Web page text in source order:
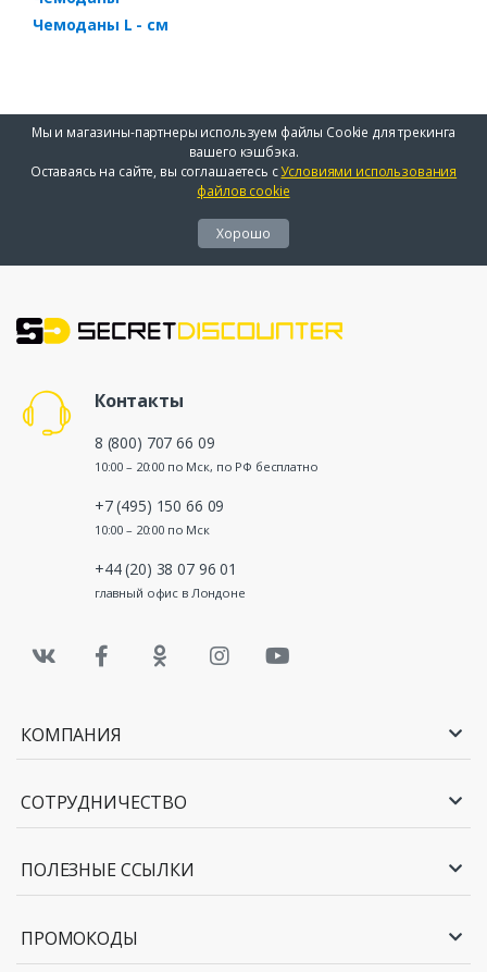
Чемоданы L - см
Мы и магазины-партнеры используем файлы Cookie для трекинга
вашего кэшбэка.
Оставаясь на сайте, вы соглашаетесь сУсловиями использования
файлов cookie
Хорошо
Контакты
8 (800) 707 66 09
10:00 – 20:00 по Мск, по РФ бесплатно
+7 (495) 150 66 09
10:00 – 20:00 по Мск
+44 (20) 38 07 96 01
главный офис в Лондоне
КОМПАНИЯ
СОТРУДНИЧЕСТВО
ПОЛЕЗНЫЕ ССЫЛКИ
ПРОМОКОДЫ